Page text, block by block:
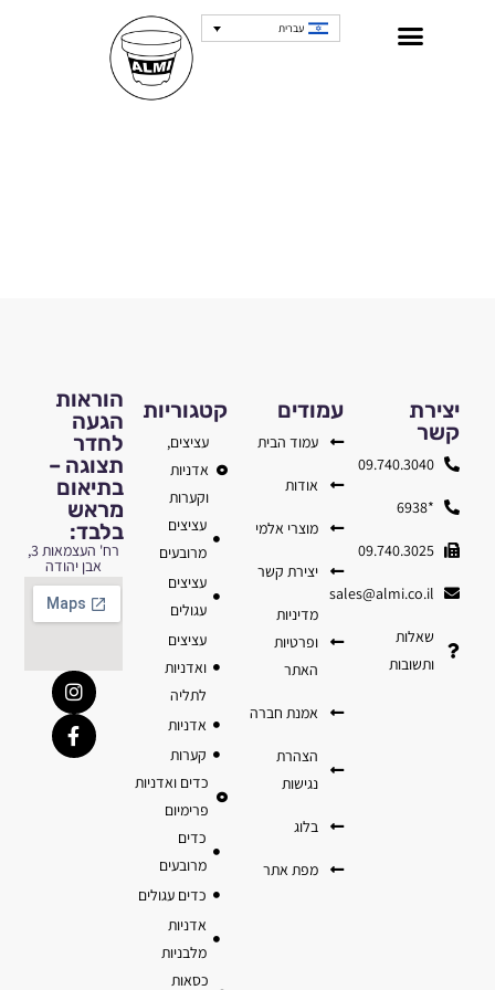
עברית
הוראות
הגעה
לחדר
תצוגה –
בתיאום
מראש
בלבד:
רח' העצמאות 3,
אבן יהודה
קטגוריות
עציצים,
אדניות
וקערות
עציצים
מרובעים
עציצים
עגולים
עציצים
ואדניות
לתליה
אדניות
קערות
כדים ואדניות
פרימיום
כדים
מרובעים
כדים עגולים
אדניות
מלבניות
כסאות
עמודים
עמוד הבית
אודות
מוצרי אלמי
יצירת קשר
מדיניות
ופרטיות
האתר
אמנת חברה
הצהרת
נגישות
בלוג
מפת אתר
יצירת
קשר
09.740.3040
*6938
09.740.3025
sales@almi.co.il
שאלות
ותשובות